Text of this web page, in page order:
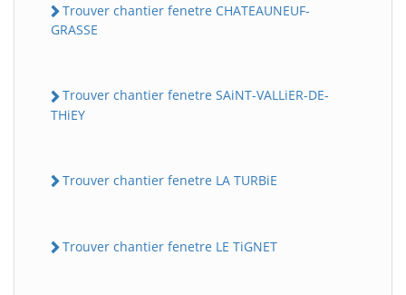
Trouver chantier fenetre CHATEAUNEUF-
GRASSE
Trouver chantier fenetre SAiNT-VALLiER-DE-
THiEY
Trouver chantier fenetre LA TURBiE
Trouver chantier fenetre LE TiGNET